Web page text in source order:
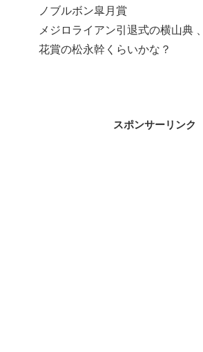
ノブルボン皐月賞
メジロライアン引退式の横山典
花賞の松永幹くらいかな？
スポンサーリンク